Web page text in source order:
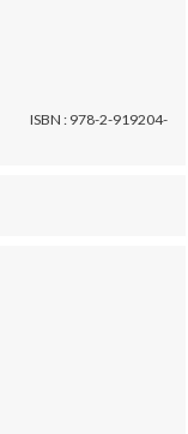
ISBN : 978-2-919204-